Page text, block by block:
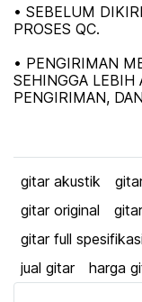
• SEBELUM
PROSES QC.
• PENGIRIMAN
SEHINGGA LEBIH
PENGIRIMAN,
gitar akustik
gitar original
gitar full spesifikasi
jual gitar
harga